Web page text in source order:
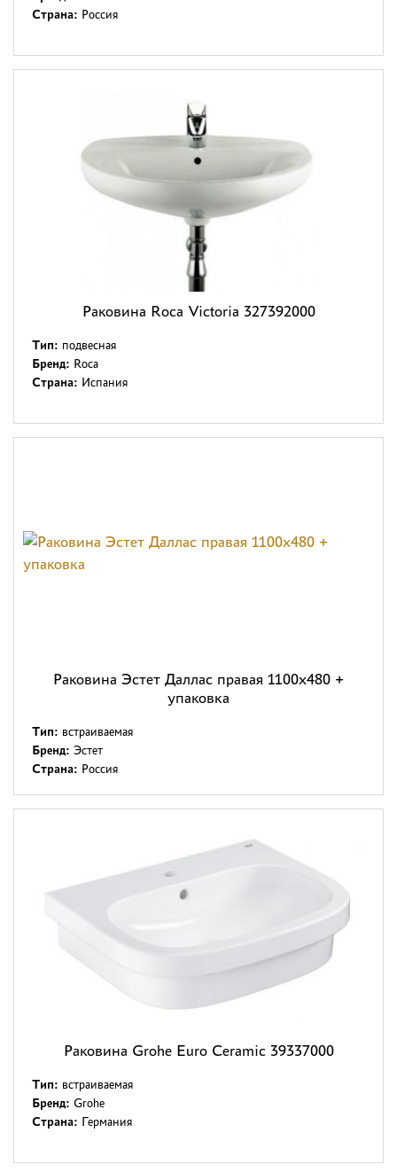
Страна: Россия
Раковина Roca Victoria 327392000
Тип: подвесная
Бренд: Roca
Страна: Испания
Раковина Эстет Даллас правая 1100х480 +
упаковка
Тип: встраиваемая
Бренд: Эстет
Страна: Россия
Раковина Grohe Euro Ceramic 39337000
Тип: встраиваемая
Бренд: Grohe
Страна: Германия